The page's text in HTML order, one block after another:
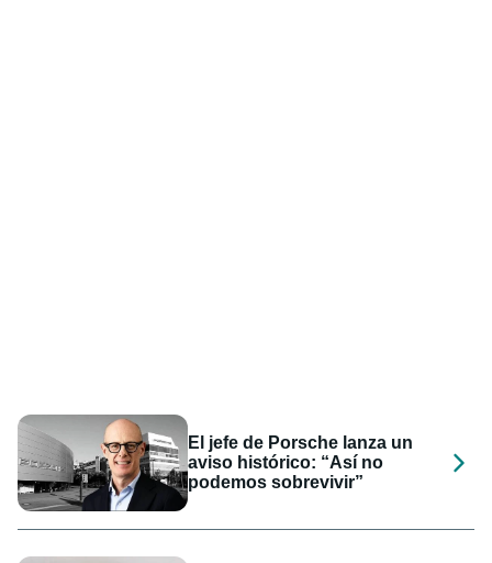
El jefe de Porsche lanza un
aviso histórico: “Así no
podemos sobrevivir”